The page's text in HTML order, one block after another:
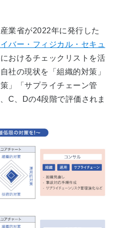
業省が2022年に発行した
バー・フィジカル・セキュ
におけるチェックリストを活
社の現状を「組織的対策」
」「サプライチェーン管
C、Dの4段階で評価されま